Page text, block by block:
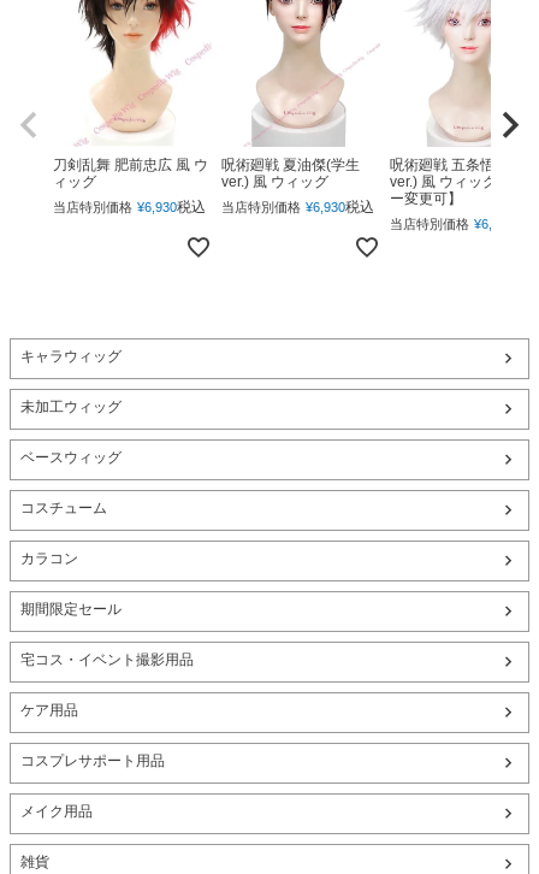
刀剣乱舞 肥前忠広 風 ウ
ィッグ
当店特別価格 ¥6,930税込
呪術廻戦 夏油傑(学生
ver.) 風 ウィッグ
当店特別価格 ¥6,930税込
呪術廻戦 五条悟(下ろ
ver.) 風 ウィッグ 【カ
ー変更可】
当店特別価格 ¥6,930
キャラウィッグ
未加工ウィッグ
ベースウィッグ
コスチューム
カラコン
期間限定セール
宅コス・イベント撮影用品
ケア用品
コスプレサポート用品
メイク用品
雑貨